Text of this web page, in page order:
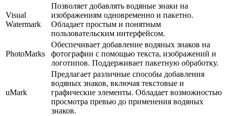
Visual
Watermark
Позволяет добавлять водяные знаки на
изображениям одновременно и пакетно.
Обладает простым и понятным
пользовательским интерфейсом.
PhotoMarks
Обеспечивает добавление водяных знаков на
фотографии с помощью текста, изображений и
логотипов. Поддерживает пакетную обработку.
uMark
Предлагает различные способы добавления
водяных знаков, включая текстовые и
графические элементы. Обладает возможностью
просмотра превью до применения водяных
знаков.